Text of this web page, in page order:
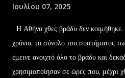
Ιουλίου 07, 2025
Η Αθήνα χθες βράδυ δεν
χρόνια, το σύνολο του συστήματος
έμεινε ανοιχτό όλο το βράδυ και
χρησιμοποίησαν σε ώρες που, μέχρι